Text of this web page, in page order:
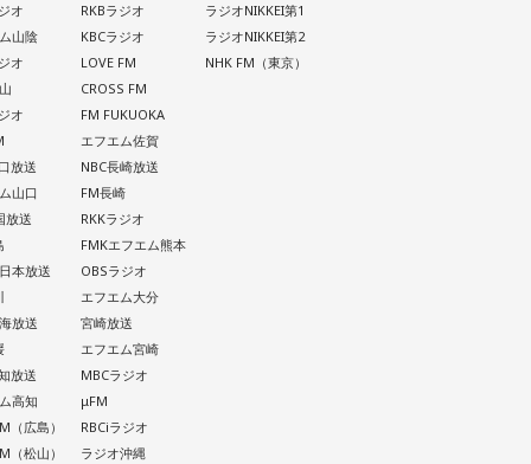
オ
山陰
オ
オ
放送
山口
放送
本放送
放送
放送
高知
（広島）
（松山）
RKBラジオ
KBCラジオ
LOVE FM
CROSS FM
FM FUKUOKA
エフエム佐賀
NBC長崎放送
FM長崎
RKKラジオ
FMKエフエム熊本
OBSラジオ
エフエム大分
宮崎放送
エフエム宮崎
MBCラジオ
μFM
RBCiラジオ
ラジオ沖縄
ラジオNIKKEI第1
ラジオNIKKEI第2
NHK FM（東京）